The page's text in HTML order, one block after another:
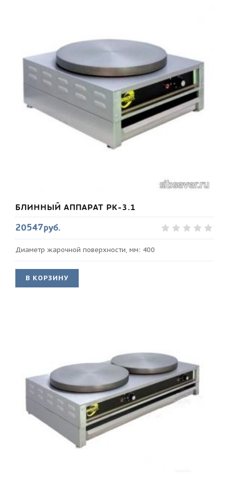
БЛИННЫЙ АППАРАТ РК-3.1
20547руб.
Диаметр жарочной поверхности, мм: 400
В КОРЗИНУ